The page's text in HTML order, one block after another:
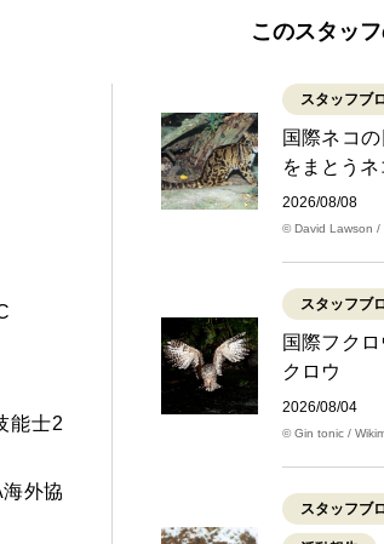
能士2
外協
このスタッ
スタッフブ
国際ネコ
をまとう
2026/08/08
© David Lawson /
スタッフブ
国際フク
クロウ
2026/08/04
© Gin tonic /
スタッフブ